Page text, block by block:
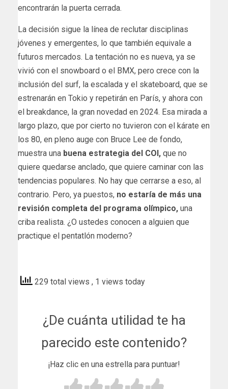
encontrarán la puerta cerrada.
La decisión sigue la línea de reclutar disciplinas
jóvenes y emergentes, lo que también equivale a
futuros mercados. La tentación no es nueva, ya se
vivió con el snowboard o el BMX, pero crece con la
inclusión del surf, la escalada y el skateboard, que se
estrenarán en Tokio y repetirán en París, y ahora con
el breakdance, la gran novedad en 2024. Esa mirada a
largo plazo, que por cierto no tuvieron con el kárate en
los 80, en pleno auge con Bruce Lee de fondo,
muestra una buena estrategia del COI, que no
quiere quedarse anclado, que quiere caminar con las
tendencias populares. No hay que cerrarse a eso, al
contrario. Pero, ya puestos, no estaría de más una
revisión completa del programa olímpico, una
criba realista. ¿O ustedes conocen a alguien que
practique el pentatlón moderno?
229 total views , 1 views today
¿De cuánta utilidad te ha
parecido este contenido?
¡Haz clic en una estrella para puntuar!